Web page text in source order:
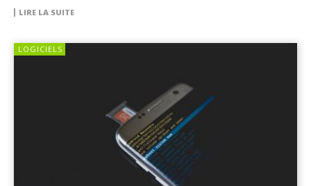
LIRE LA SUITE
LOGICIELS